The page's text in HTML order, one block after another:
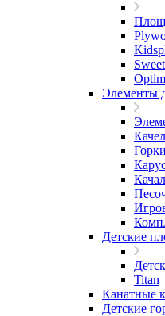
Элементы
Горки
Детские
Titan
Канатные
Детские